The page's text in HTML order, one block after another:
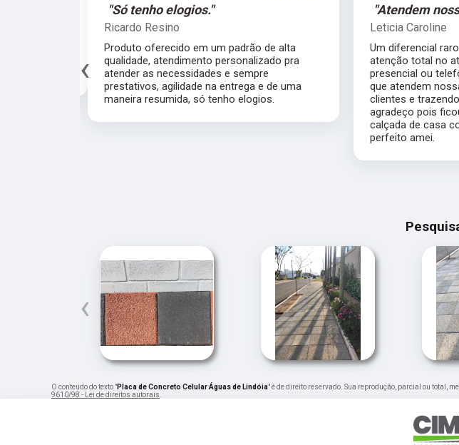
"Só tenho elogios."
Ricardo Resino
Produto oferecido em um padrão de alta
qualidade, atendimento personalizado pra
atender as necessidades e sempre
prestativos, agilidade na entrega e de uma
maneira resumida, só tenho elogios.
"Atendem
Leticia Caroline
Um diferencial
atenção total no
presencial ou
que atendem
clientes e
agradeço pois
calçada de casa
perfeito amei.
‹
‹
O conteúdo do texto "Placa de Concreto Celular Águas de Lindóia" é de direito reservado. Sua reprodução, parcial ou total,
9610/98 - Lei de direitos autorais.